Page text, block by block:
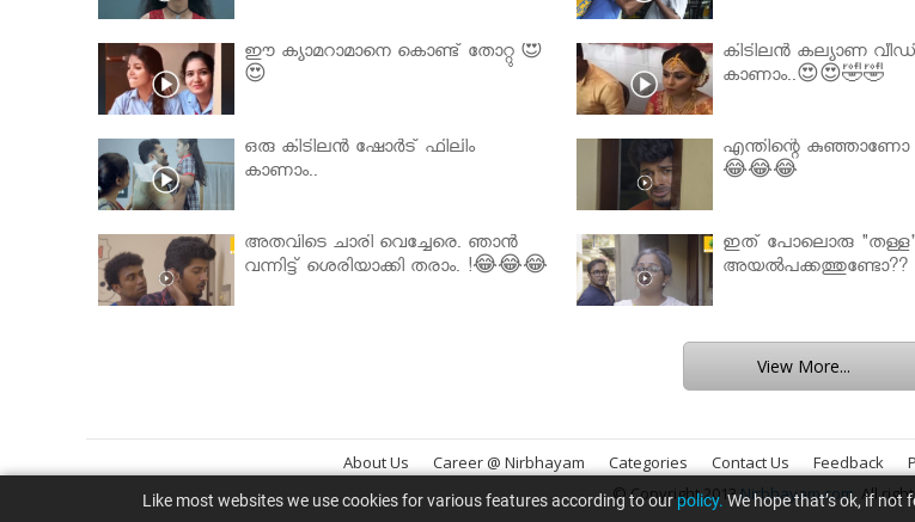
ഈ ക്യാമറാമാനെ കൊണ്ട് തോറ്റു 😍
😍
കിടിലൻ കല്യാണ
കാണാം..😍😍🤣🤣
ഒരു കിടിലൻ ഷോർട് ഫിലിം
കാണാം..
എന്തിന്റെ
😂😂😂
അതവിടെ ചാരി വെച്ചേരെ. ഞാൻ
വന്നിട്ട് ശെരിയാക്കി തരാം. !😂😂😂
ഇത് പോലൊരു "തള്ള"
അയല്‍പക്കത്തുണ്ടോ??
View More...
About Us Career @ Nirbhayam Categories Contact Us Feedback
© Copyright 2013Nirbhayam.com. All
Like most websites we use cookies for various features according to ourpolicy.We hope that’s ok, if not